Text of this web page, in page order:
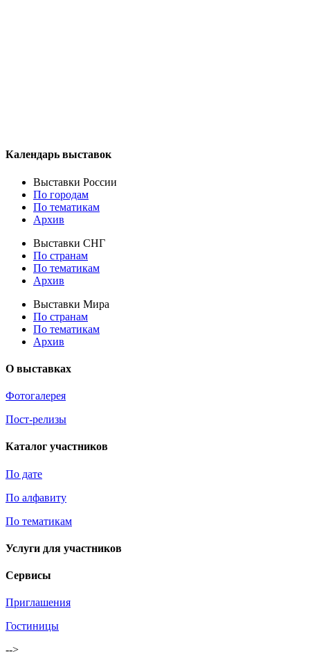
Календарь выставок
Выставки России
По городам
По тематикам
Архив
Выставки СНГ
По странам
По тематикам
Архив
Выставки Мира
По странам
По тематикам
Архив
О выставках
Фотогалерея
Пост-релизы
Каталог участников
По дате
По алфавиту
По тематикам
Услуги для участников
Сервисы
Приглашения
Гостиницы
-->